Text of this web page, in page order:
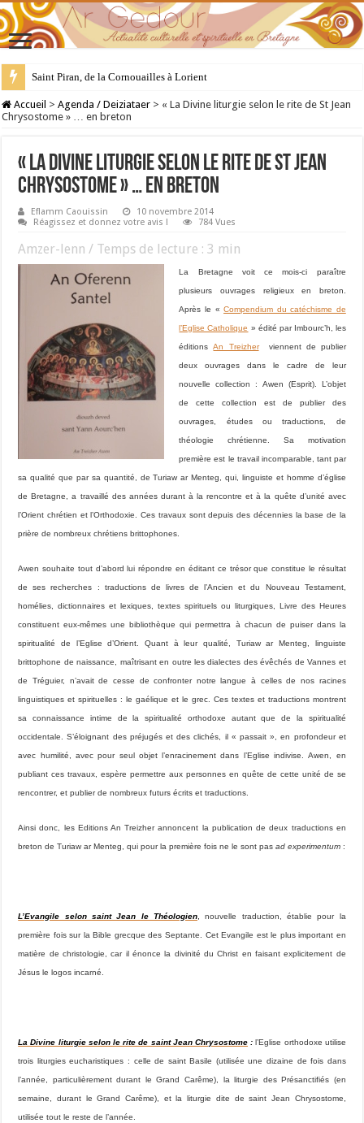
Saint Piran, de la Cornouailles à Lorient
28 juillet : Saint Samson de Dol, père de la Bretagne chrétienne
Accueil > Agenda / Deiziataer > « La Divine liturgie selon le rite de St Jean
Chrysostome » … en breton
« La Divine liturgie selon le rite de St Jean
Chrysostome » … en breton
Eflamm Caouissin
10 novembre 2014
Réagissez et donnez votre avis !
784 Vues
Amzer-lenn / Temps de lecture :3 min
La Bretagne voit ce mois-ci paraître
plusieurs ouvrages religieux en breton.
Après le «Compendium du catéchisme de
l’Eglise Catholique » édité par Imbourc’h, les
éditions An Treizher viennent de publier
deux ouvrages dans le cadre de leur
nouvelle collection :Awen (Esprit). L’objet
de cette collection est de publier des
ouvrages, études ou traductions, de
théologie chrétienne. Sa motivation
première est le travail incomparable, tant par
sa qualité que par sa quantité, de Turiaw ar Menteg, qui, linguiste et homme d’église
de Bretagne, a travaillé des années durant à la rencontre et à la quête d’unité avec
l’Orient chrétien et l’Orthodoxie. Ces travaux sont depuis des décennies la base de la
prière de nombreux chrétiens brittophones.
Awen souhaite tout d’abord lui répondre en éditant ce trésor que constitue le résultat
de ses recherches : traductions de livres de l’Ancien et du Nouveau Testament,
homélies, dictionnaires et lexiques, textes spirituels ou liturgiques, Livre des Heures
constituent eux-mêmes une bibliothèque qui permettra à chacun de puiser dans la
spiritualité de l’Eglise d’Orient. Quant à leur qualité, Turiaw ar Menteg, linguiste
brittophone de naissance, maîtrisant en outre les dialectes des évêchés de Vannes et
de Tréguier, n’avait de cesse de confronter notre langue à celles de nos racines
linguistiques et spirituelles : le gaélique et le grec. Ces textes et traductions montrent
sa connaissance intime de la spiritualité orthodoxe autant que de la spiritualité
occidentale. S’éloignant des préjugés et des clichés, il « passait », en profondeur et
avec humilité, avec pour seul objet l’enracinement dans l’Eglise indivise.Awen , en
publiant ces travaux, espère permettre aux personnes en quête de cette unité de se
rencontrer, et publier de nombreux futurs écrits et traductions.
Ainsi donc, les Editions An Treizher annoncent la publication de deux traductions en
breton de Turiaw ar Menteg, qui pour la première fois ne le sont pasad experimentum :
L’Evangile selon saint Jean le Théologien ,nouvelle traduction, établie pour la
première fois sur la Bible grecque des Septante. Cet Evangile est le plus important en
matière de christologie, car il énonce la divinité du Christ en faisant explicitement de
Jésus lelogos incarné.
La Divine liturgie selon le rite de saint Jean Chrysostome: l’Eglise orthodoxe utilise
trois liturgies eucharistiques : celle de saint Basile (utilisée une dizaine de fois dans
l’année, particulièrement durant le Grand Carême), la liturgie des Présanctifiés (en
semaine, durant le Grand Carême), et la liturgie dite de saint Jean Chrysostome,
utilisée tout le reste de l’année.